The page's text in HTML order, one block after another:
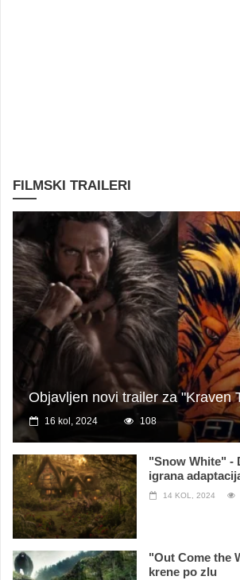
FILMSKI TRAILERI
Objavljen novi trailer za "Kraven
16 kol, 2024 108
"Snow White" -
igrana
14 KOL, 2024
"Out Come the
krene po zlu